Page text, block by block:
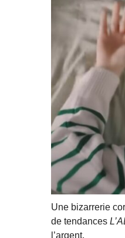
Une bizarrerie
de tendances
l’argent.